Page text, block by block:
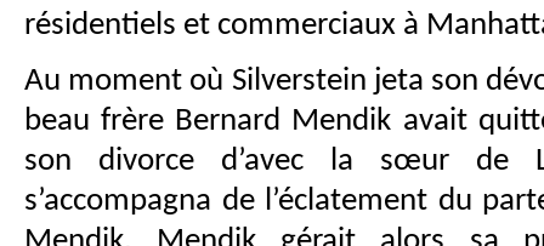
résidentiels et commerciaux à
Au moment où Silverstein jeta son
beau frère Bernard Mendik avait
son divorce d’avec la sœur de
s’accompagna de l’éclatement du